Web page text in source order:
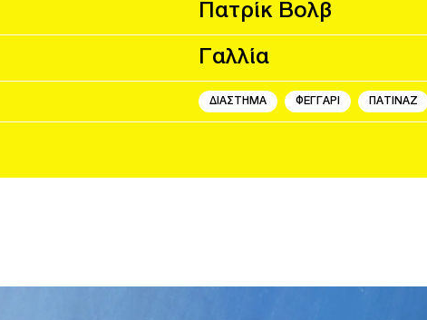
Πατρίκ Βολβ
Γαλλία
ΔΙΑΣΤΗΜΑ ΦΕΓΓΑΡΙ ΠΑΤΙΝΑΖ